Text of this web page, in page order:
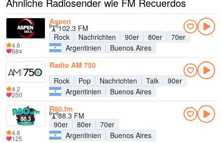
Aspen
102.3 FM
Rock
Nachrichten 90er 80er
70er
Argentinien
Buenos Aires
4.6
684
Radio AM 750
Rock
Pop Nachrichten Talk
90er
Argentinien
Buenos Aires
4.2
250
R80.fm
88.3 FM
90er
80er
70er
Argentinien
Buenos Aires
4.8
125